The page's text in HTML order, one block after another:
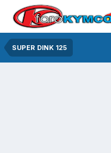
SUPER DINK 125